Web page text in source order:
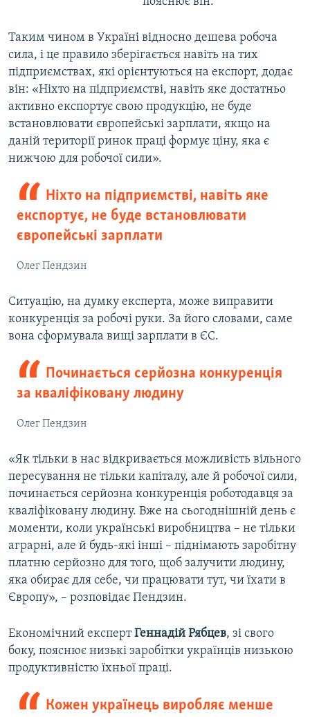
Таким чином в Україні відносно дешева робоча
сила, і це правило зберігається навіть на тих
підприємствах, які орієнтуються на експорт, додає
він: «Ніхто на підприємстві, навіть яке достатньо
активно експортує свою продукцію, не буде
встановлювати європейські зарплати, якщо на
даній території ринок праці формує ціну, яка є
нижчою для робочої сили».
Ніхто на підприємстві, навіть яке
експортує, не буде встановлювати
європейські зарплати
Олег Пендзин
Ситуацію, на думку експерта, може виправити
конкуренція за робочі руки. За його словами, саме
вона сформувала вищі зарплати в ЄС.
Починається серйозна конкуренція
за кваліфіковану людину
Олег Пендзин
«Як тільки в нас відкривається можливість вільного
пересування не тільки капіталу, але й робочої сили,
починається серйозна конкуренція роботодавця за
кваліфіковану людину. Вже на сьогоднішній день є
моменти, коли українські виробництва – не тільки
аграрні, але й будь-які інші – піднімають заробітну
платню серйозно для того, щоб залучити людину,
яка обирає для себе, чи працювати тут, чи їхати в
Європу», – розповідає Пендзин.
Економічний експертГеннадій Рябцев, зі свого
боку, пояснює низькі заробітки українців низькою
продуктивністю їхньої праці.
Кожен українець виробляє менше